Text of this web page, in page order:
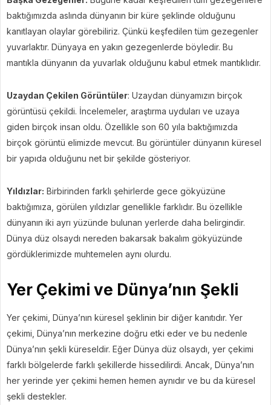
baktığımızda aslında dünyanın bir küre şeklinde olduğunu
kanıtlayan olaylar görebiliriz. Çünkü keşfedilen tüm gezegenler
yuvarlaktır. Dünyaya en yakın gezegenlerde böyledir. Bu
mantıkla dünyanın da yuvarlak olduğunu kabul etmek mantıklıdır.
Uzaydan Çekilen Görüntüler: Uzaydan dünyamızın birçok
görüntüsü çekildi. İncelemeler, araştırma uyduları ve uzaya
giden birçok insan oldu. Özellikle son 60 yıla baktığımızda
birçok görüntü elimizde mevcut. Bu görüntüler dünyanın küresel
bir yapıda olduğunu net bir şekilde gösteriyor.
Yıldızlar: Birbirinden farklı şehirlerde gece gökyüzüne
baktığımıza, görülen yıldızlar genellikle farklıdır. Bu özellikle
dünyanın iki ayrı yüzünde bulunan yerlerde daha belirgindir.
Dünya düz olsaydı nereden bakarsak bakalım gökyüzünde
gördüklerimizde muhtemelen aynı olurdu.
Yer Çekimi ve Dünya’nın Şekli
Yer çekimi, Dünya’nın küresel şeklinin bir diğer kanıtıdır. Yer
çekimi, Dünya’nın merkezine doğru etki eder ve bu nedenle
Dünya’nın şekli küreseldir. Eğer Dünya düz olsaydı, yer çekimi
farklı bölgelerde farklı şekillerde hissedilirdi. Ancak, Dünya’nın
her yerinde yer çekimi hemen hemen aynıdır ve bu da küresel
şekli destekler.